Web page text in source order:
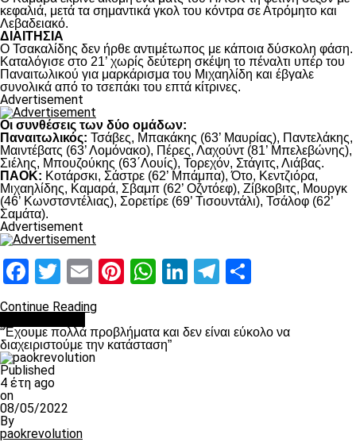
κεφαλιά, μετά τα σημαντικά γκολ του κόντρα σε Ατρόμητο και
Λεβαδειακό.
ΔΙΑΙΤΗΣΙΑ
Ο Τσακαλίδης δεν ήρθε αντιμέτωπος με κάποια δύσκολη φάση.
Καταλόγισε στο 21’ χωρίς δεύτερη σκέψη το πέναλτι υπέρ του
Παναιτωλικού για μαρκάρισμα του Μιχαηλίδη και έβγαλε
συνολικά από το τσεπάκι του επτά κίτρινες.
Advertisement
Οι συνθέσεις των δύο ομάδων:
Παναιτωλικός: Τσάβες, Μπακάκης (63’ Μαυρίας), Παντελάκης,
Μαιντέβατς (63’ Λομόνακο), Πέρες, Λαχούντ (81’ Μπελεβώνης),
Σιέλης, Μπουζούκης (63΄Λουίς), Τορεχόν, Στάγιτς, Λιάβας.
ΠΑΟΚ: Κοτάρσκι, Σάστρε (62’ Μπάμπα), Ότο, Κεντζιόρα,
Μιχαηλίδης, Καμαρά, Σβαμπ (62’ Οζντόεφ), Ζίβκοβιτς, Μουργκ
(46’ Κωνστσντέλιας), Σορετίρε (69’ Τισουντάλι), Τσάλοφ (62’
Σαμάτα).
Advertisement
Facebook
Twitter
EmailPinterest
WhatsApp
LinkedIn
Telegram
Continue Reading
“Έχουμε πολλά προβλήματα και δεν είναι εύκολο να
διαχειριστούμε την κατάσταση”
Published
4 έτη ago
on
08/05/2022
By
paokrevolution